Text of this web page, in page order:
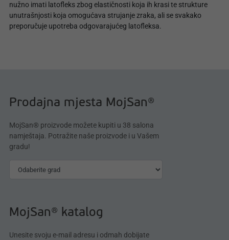
nužno imati latofleks zbog elastičnosti koja ih krasi te strukture
unutrašnjosti koja omogućava strujanje zraka, ali se svakako
preporučuje upotreba odgovarajućeg latofleksa.
Prodajna mjesta MojSan®
MojSan® proizvode možete kupiti u 38 salona
namještaja. Potražite naše proizvode i u Vašem
gradu!
MojSan® katalog
Unesite svoju e-mail adresu i odmah dobijate